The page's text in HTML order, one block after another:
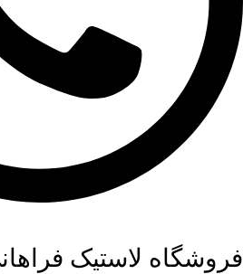
فروشگاه لاستیک